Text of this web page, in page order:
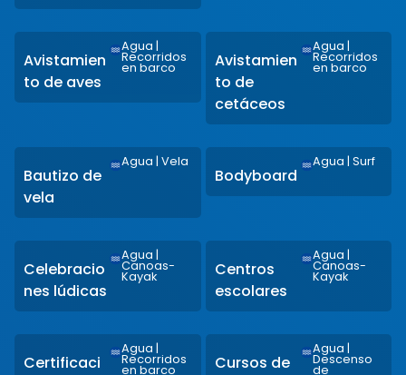
Avistamien
to de aves
Agua |
Recorridos
en barco
Avistamien
to de
cetáceos
Agua |
Recorridos
en barco
Bautizo de
vela
Agua |Vela
Bodyboard
Agua | Surf
Celebracio
nes lúdicas
Agua |
Canoas-
Kayak
Centros
escolares
Agua |
Canoas-
Kayak
Certificaci
Agua |
Recorridos
en barco
Cursos de
Agua |
Descenso
de